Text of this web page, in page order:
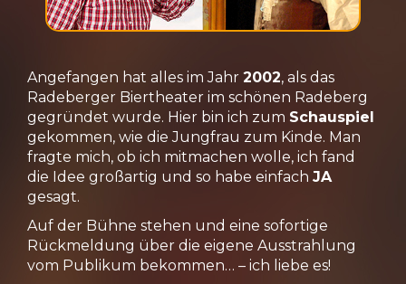
Angefangen hat alles im Jahr 2002, als das
Radeberger Biertheater im schönen Radeberg
gegründet wurde. Hier bin ich zum Schauspiel
gekommen, wie die Jungfrau zum Kinde. Man
fragte mich, ob ich mitmachen wolle, ich fand
die Idee großartig und so habe einfach JA
gesagt.
Auf der Bühne stehen und eine sofortige
Rückmeldung über die eigene Ausstrahlung
vom Publikum bekommen… – ich liebe es!